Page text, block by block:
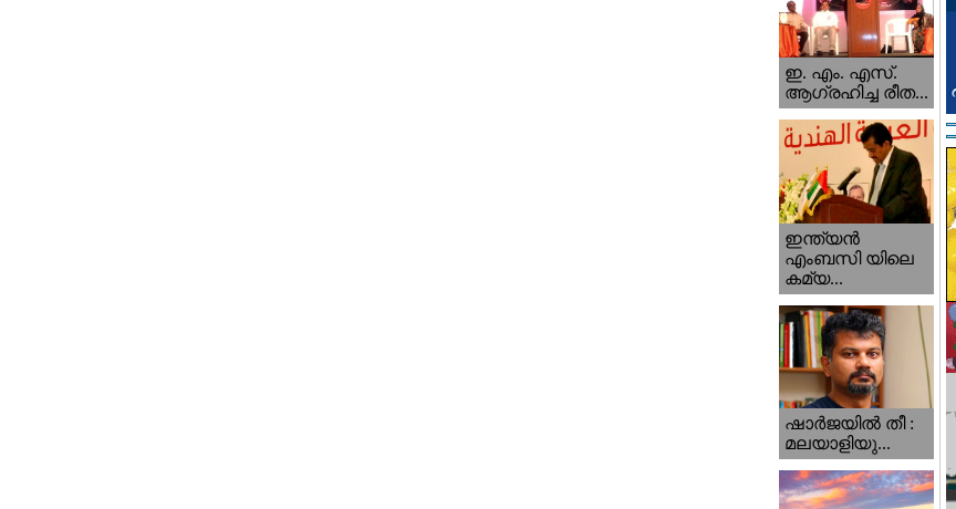
ഇ. എം. എസ്.
ആഗ്രഹിച്ച രീത...
ഇന്ത്യന്‍
എംബസി യിലെ
കമ്യ...
ഷാര്‍ജയില്‍ തീ :
മലയാളിയു...